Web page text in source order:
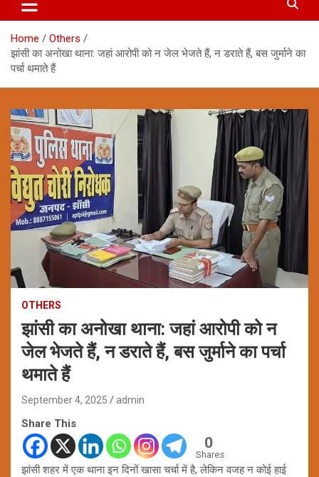
Home
Others
झांसी का अनोखा थाना: जहां आरोपी को न जेल भेजते हैं, न डराते हैं, बस जुर्माने का
पर्चा थमाते हैं
OTHERS
झांसी का अनोखा थाना: जहां आरोपी को न
जेल भेजते हैं, न डराते हैं, बस जुर्माने का पर्चा
थमाते हैं
September 4, 2025 admin
Share This
0
Shares
झांसी शहर में एक थाना इन दिनों खासा चर्चा में है, लेकिन वजह न कोई हाई